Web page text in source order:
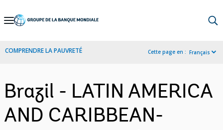
Skip
Navigation
COMPRENDRE LA PAUVRETÉ Cette page en : Français
Brazil - LATIN AMERICA
AND CARIBBEAN-